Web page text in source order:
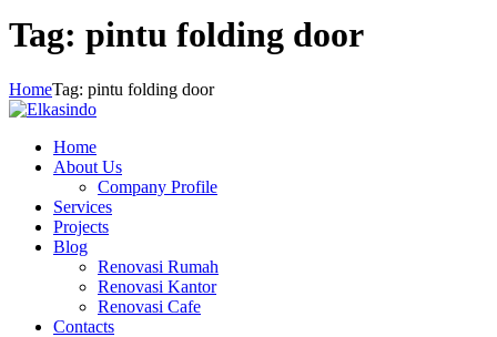
Tag: pintu folding door
HomeTag: pintu folding door
Home
About Us
Company Profile
Services
Projects
Blog
Renovasi Rumah
Renovasi Kantor
Renovasi Cafe
Contacts